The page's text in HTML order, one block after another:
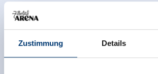
Zustimmung Details